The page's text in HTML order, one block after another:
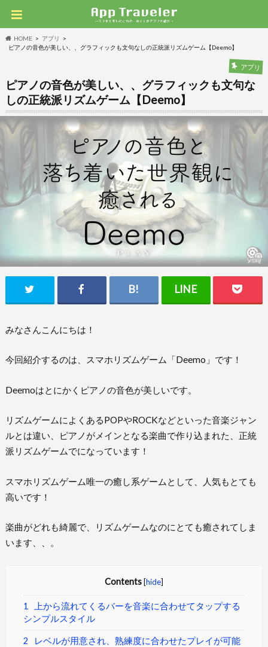
HOME
アプリ
ピアノの音色が美しい、、グラフィックも文句なしの正統派リズムゲーム【Deemo】
アプリ
ピアノの音色が美しい、、グラフィックも文句な
しの正統派リズムゲーム【Deemo】
みなさんこんにちは！
今回紹介するのは、スマホリズムゲーム「Deemo」です！
Deemoはとにかくピアノの音色が美しいです。
リズムゲームによくあるPOPやROCKなどといった音楽ジャン
ルとは違い、ピアノがメインとなる楽曲で作り込まれた、正統
派リズムゲームでになっています！
スマホリズムゲーム唯一の癒し系ゲームとして、人気もとても
高いです！
楽曲がどれも綺麗で、リズムゲームなのにとても癒されてしま
います、、。
Contents [hide]
1
上から流れてくるバーを音楽に合わせてタップする
シンプルスタイル
2 レベルが用意され、熟練度に合わせたプレイが可能